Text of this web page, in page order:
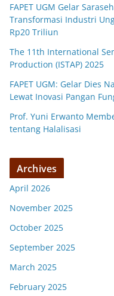
FAPET UGM Gelar
Transformasi Industri
Rp20 Triliun
The 11th International
Production (ISTAP) 2025
FAPET UGM: Gelar Dies
Lewat Inovasi Pangan
Prof. Yuni Erwanto
tentang Halalisasi
Archives
April 2026
November 2025
October 2025
September 2025
March 2025
February 2025